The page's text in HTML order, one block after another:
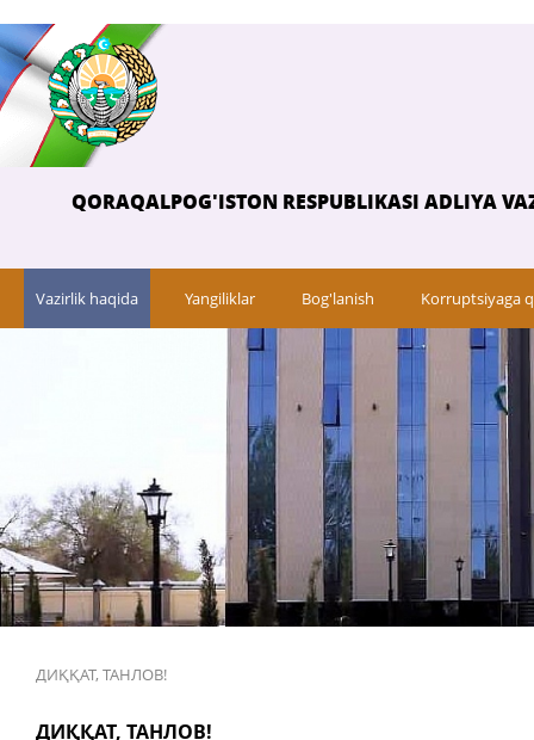
QORAQALPOG'ISTON RESPUBLIKASI ADLIYA
Vazirlik haqida Yangiliklar Bog'lanish Korruptsiyaga
ДИҚҚАТ, ТАНЛОВ!
ДИҚҚАТ, ТАНЛОВ!